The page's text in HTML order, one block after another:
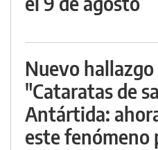
Nuevo hallazgo
"Cataratas de
Antártida:
este